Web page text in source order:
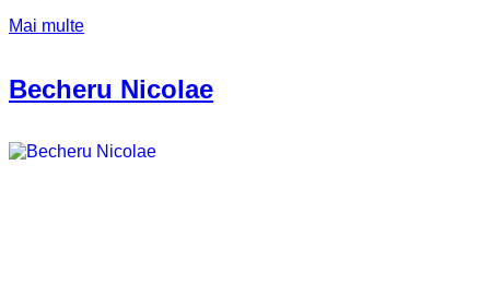
Mai multe
Becheru Nicolae